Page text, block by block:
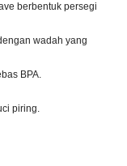
berbentuk persegi
wadah yang
BPA.
piring.